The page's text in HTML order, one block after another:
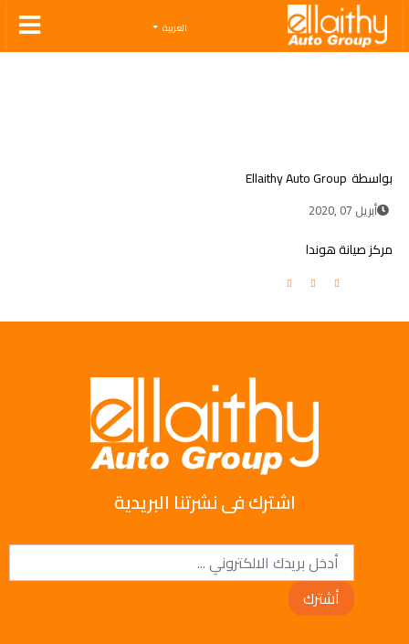
Ellaithy Auto Group
العربية
بواسطة Ellaithy Auto Group
أبريل 07 ,2020
مركز صيانة هوندا
اشترك فى نشرتنا البريدية
أشترك